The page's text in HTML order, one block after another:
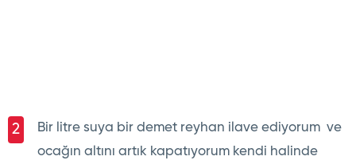
2
Bir litre suya bir demet reyhan ilave ediyorum ve
ocağın altını artık kapatıyorum kendi halinde